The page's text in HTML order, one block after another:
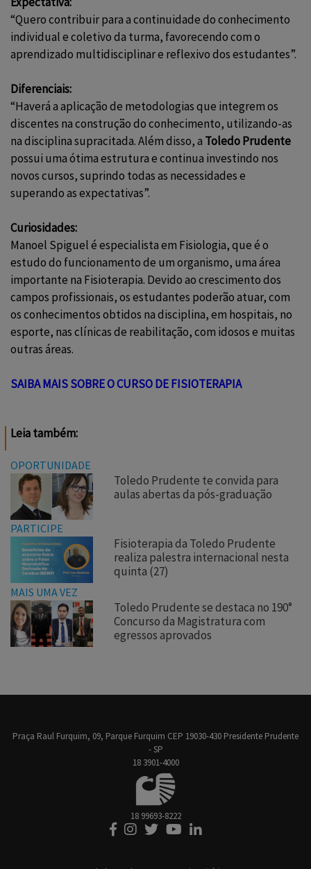
“Quero contribuir para a continuidade do conhecimento
individual e coletivo da turma, favorecendo com o
aprendizado multidisciplinar e reflexivo dos estudantes”.
Diferenciais:
“Haverá a aplicação de metodologias que integrem os
discentes na construção do conhecimento, utilizando-as
na disciplina supracitada. Além disso, a Toledo Prudente
possui uma ótima estrutura e continua investindo nos
novos cursos, suprindo todas as necessidades e
superando as expectativas”.
Curiosidades:
Manoel Spiguel é especialista em Fisiologia, que é o
estudo do funcionamento de um organismo, uma área
importante na Fisioterapia. Devido ao crescimento dos
campos profissionais, os estudantes poderão atuar, com
os conhecimentos obtidos na disciplina, em hospitais, no
esporte, nas clínicas de reabilitação, com idosos e muitas
outras áreas.
SAIBA MAIS SOBRE O CURSO DE FISIOTERAPIA
Leia também:
OPORTUNIDADE
Toledo Prudente te convida para
aulas abertas da pós-graduação
PARTICIPE
Fisioterapia da Toledo Prudente
realiza palestra internacional nesta
quinta (27)
MAIS UMA VEZ
Toledo Prudente se destaca no 190°
Concurso da Magistratura com
egressos aprovados
Praça Raul Furquim, 09, Parque Furquim CEP 19030-430 Presidente Prudente
- SP
18 3901-4000
18 99693-8222